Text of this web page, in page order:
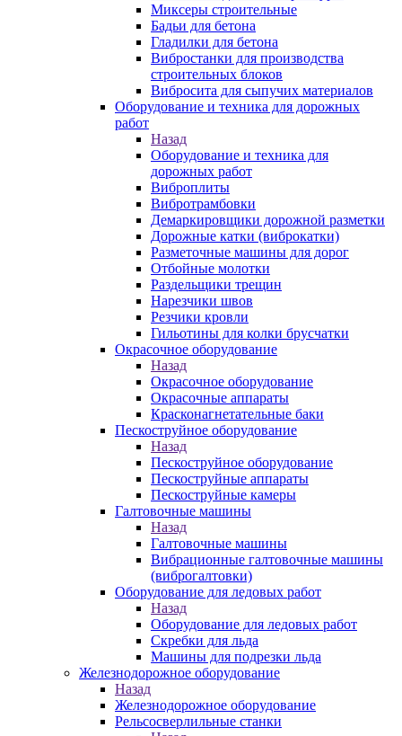
Миксеры строительные
Бадьи для бетона
Гладилки для бетона
Вибростанки для производства
строительных блоков
Вибросита для сыпучих материалов
Оборудование и техника для дорожных
работ
Назад
Оборудование и техника для
дорожных работ
Виброплиты
Вибротрамбовки
Демаркировщики дорожной разметки
Дорожные катки (виброкатки)
Разметочные машины для дорог
Отбойные молотки
Раздельщики трещин
Нарезчики швов
Резчики кровли
Гильотины для колки брусчатки
Окрасочное оборудование
Назад
Окрасочное оборудование
Окрасочные аппараты
Красконагнетательные баки
Пескоструйное оборудование
Назад
Пескоструйное оборудование
Пескоструйные аппараты
Пескоструйные камеры
Галтовочные машины
Назад
Галтовочные машины
Вибрационные галтовочные машины
(виброгалтовки)
Оборудование для ледовых работ
Назад
Оборудование для ледовых работ
Скребки для льда
Машины для подрезки льда
Железнодорожное оборудование
Назад
Железнодорожное оборудование
Рельсосверлильные станки